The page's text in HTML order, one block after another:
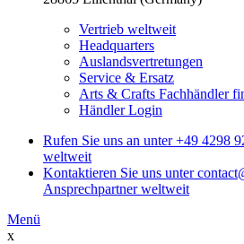
Vertrieb weltweit
Headquarters
Auslandsvertretungen
Service & Ersatz
Arts & Crafts Fachhändler
Händler Login
Rufen Sie uns an unter +49 4298
weltweit
Kontaktieren Sie uns unter
Ansprechpartner weltweit
Menü
x